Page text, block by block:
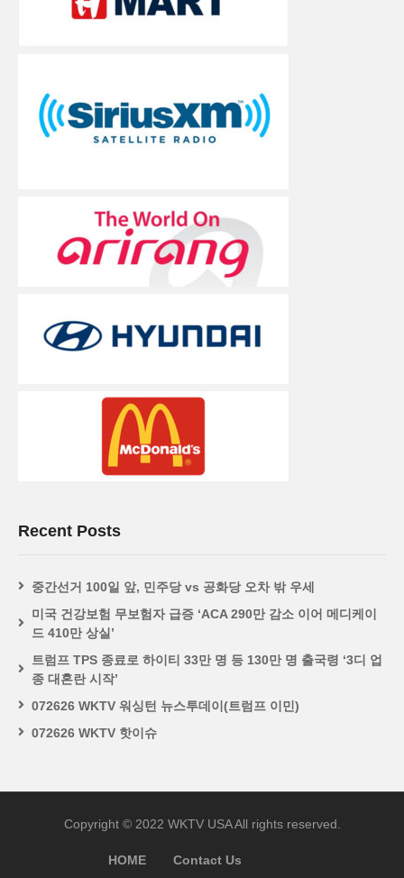
Recent Posts
중간선거 100일 앞, 민주당 vs 공화당 오차 밖 우세
미국 건강보험 무보험자 급증 ‘ACA 290만 감소 이어 메디케이
드 410만 상실’
트럼프 TPS 종료로 하이티 33만 명 등 130만 명 출국령 ‘3디 업
종 대혼란 시작’
072626 WKTV 워싱턴 뉴스투데이(트럼프 이민)
072626 WKTV 핫이슈
Copyright © 2022 WKTV USA All rights reserved.
HOME Contact Us